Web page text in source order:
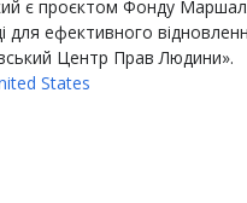
є проєктом Фонду
для ефективного
Центр Прав Людини».
States